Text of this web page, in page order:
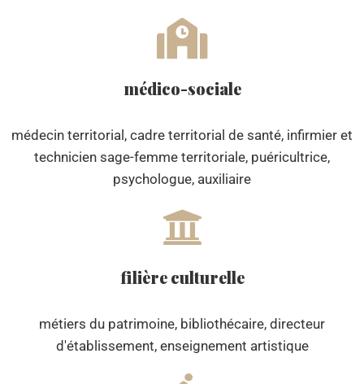
médico-sociale
médecin territorial, cadre territorial de santé, infirmier et
technicien sage-femme territoriale, puéricultrice,
psychologue, auxiliaire
filière culturelle
métiers du patrimoine, bibliothécaire, directeur
d'établissement, enseignement artistique